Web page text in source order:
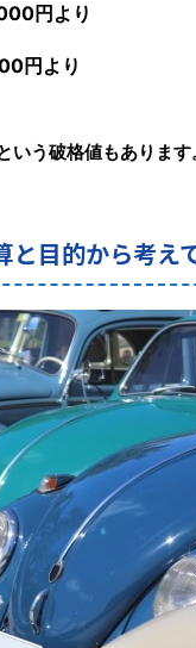
円より
円より
いう破格値もあります
と目的から考え